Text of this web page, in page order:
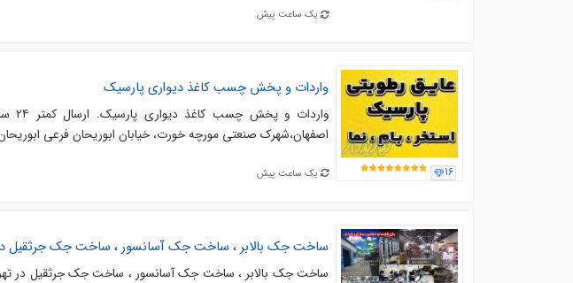
یک ساعت پیش
16
واردات و پخش چسب کاغذ دیواری پارسیک
یک ساعت پیش
ساخت جک بالابر ، ساخت جك آسانسور ، ساخت جک جرثقيل